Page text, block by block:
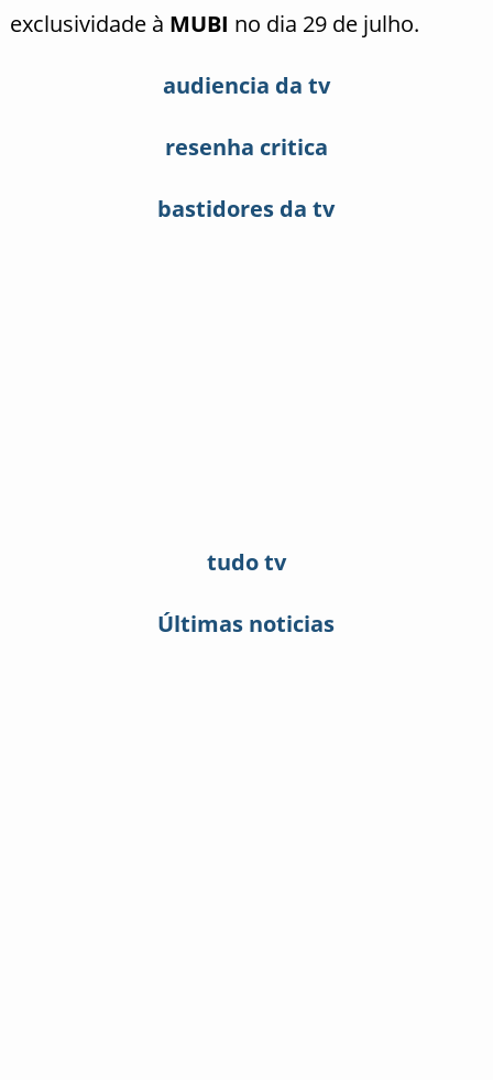
exclusividade à MUBI no dia 29 de julho.
audiencia da tv
resenha critica
bastidores da tv
tudo tv
Últimas noticias